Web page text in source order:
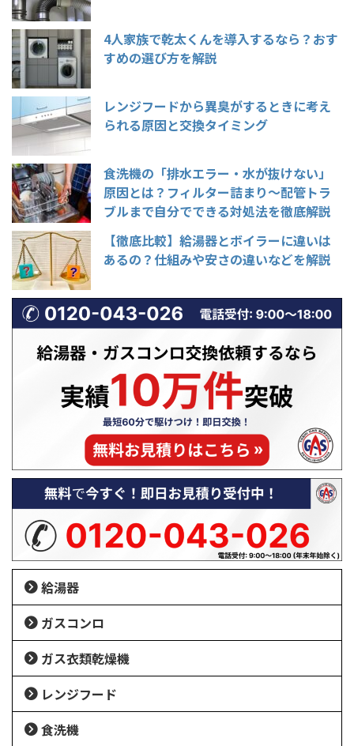
4人家族で乾太くんを導入するなら？おす
すめの選び方を解説
レンジフードから異臭がするときに考え
られる原因と交換タイミング
食洗機の「排水エラー・水が抜けない」
原因とは？フィルター詰まり〜配管トラ
ブルまで自分でできる対処法を徹底解説
【徹底比較】給湯器とボイラーに違いは
あるの？仕組みや安さの違いなどを解説
給湯器
ガスコンロ
ガス衣類乾燥機
レンジフード
食洗機